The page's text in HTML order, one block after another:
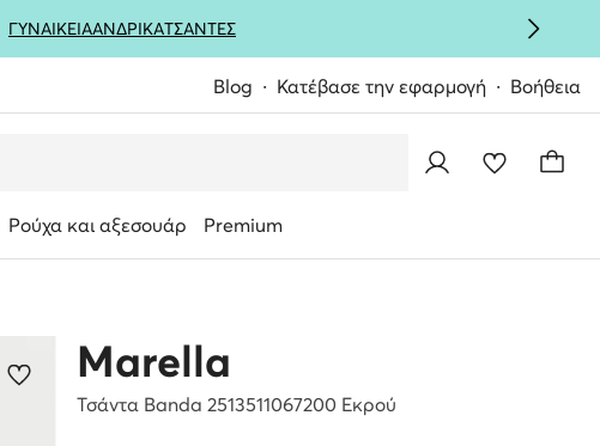
ΓΥΝΑΙΚΕΙΑΑΝΔΡΙΚΑΤΣΑΝΤΕΣ
Blog Κατέβασε την εφαρμογή Βοήθεια
Ρούχα και αξεσουάρ Premium
Marella
Τσάντα Banda 2513511067200 Εκρού